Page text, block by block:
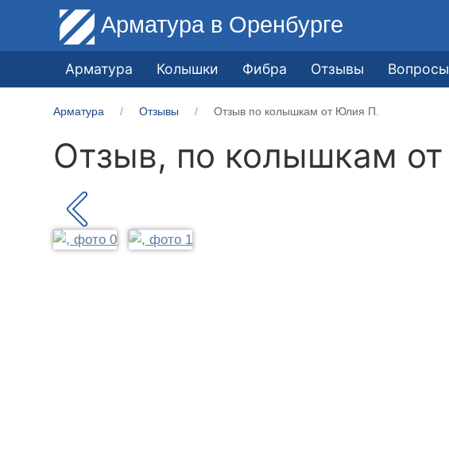
Арматура в Оренбурге
Арматура Колышки Фибра Отзывы Вопросы
Арматура Отзывы Отзыв по колышкам от Юлия П.
Отзыв, по колышкам от